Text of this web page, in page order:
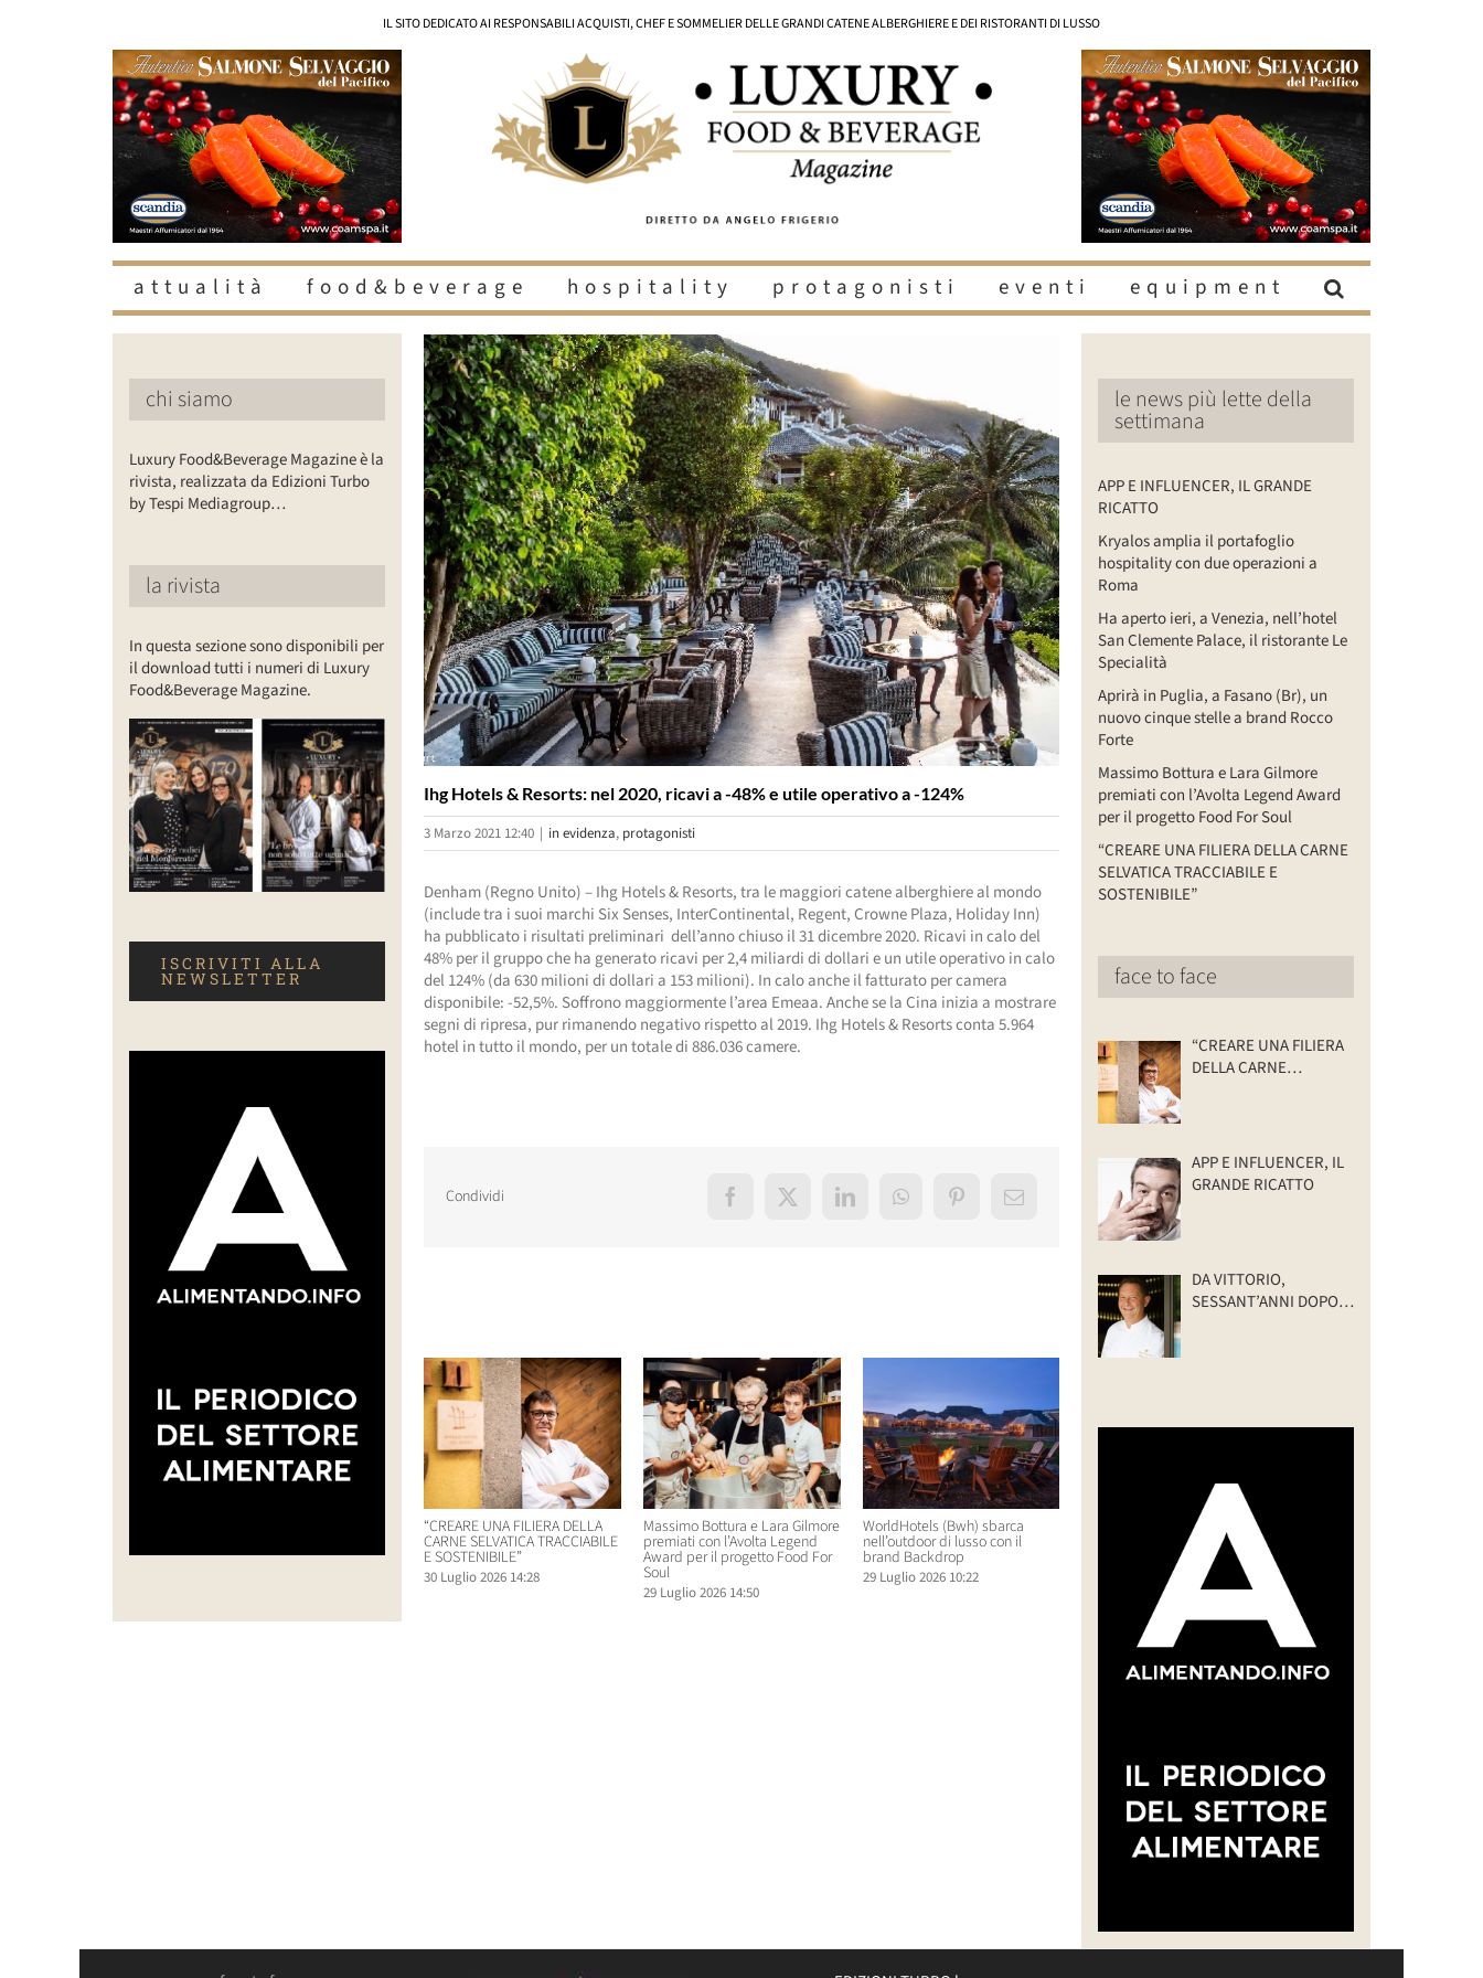
IL SITO DEDICATO AI RESPONSABILI ACQUISTI, CHEF E SOMMELIER DELLE GRANDI CATENE ALBERGHIERE E DEI RISTORANTI DI LUSSO
attualità food&beverage hospitality protagonisti eventi equipment
Ingrandisci
immagine
Ihg Hotels & Resorts: nel 2020, ricavi a -48% e utile operativo a -124%
3 Marzo 2021 12:40 | in evidenza, protagonisti
Denham (Regno Unito) – Ihg Hotels & Resorts, tra le maggiori catene alberghiere al mondo
(include tra i suoi marchi Six Senses, InterContinental, Regent, Crowne Plaza, Holiday Inn)
ha pubblicato i risultati preliminari dell’anno chiuso il 31 dicembre 2020. Ricavi in calo del
48% per il gruppo che ha generato ricavi per 2,4 miliardi di dollari e un utile operativo in calo
del 124% (da 630 milioni di dollari a 153 milioni). In calo anche il fatturato per camera
disponibile: -52,5%. Soffrono maggiormente l’area Emeaa. Anche se la Cina inizia a mostrare
segni di ripresa, pur rimanendo negativo rispetto al 2019. Ihg Hotels & Resorts conta 5.964
hotel in tutto il mondo, per un totale di 886.036 camere.
Condividi Facebook
X LinkedInWhatsAppPinterestEmail
“CREARE UNA FILIERA DELLA
CARNE SELVATICA TRACCIABILE
E SOSTENIBILE”
30 Luglio 2026 14:28
Massimo Bottura e Lara Gilmore
premiati con l’Avolta Legend
Award per il progetto Food For
Soul
29 Luglio 2026 14:50
WorldHotels (Bwh) sbarca
nell’outdoor di lusso con il
brand Backdrop
29 Luglio 2026 10:22
“CREARE UNA FILIERA DELLA
CARNE SELVATICA TRACCIABILE
E SOSTENIBILE”
30 Luglio 2026 14:28
chi siamo
Luxury Food&Beverage Magazine è la
rivista, realizzata da Edizioni Turbo
by Tespi Mediagroup…
la rivista
In questa sezione sono disponibili per
il download tutti i numeri di Luxury
Food&Beverage Magazine.
ISCRIVITI ALLA
NEWSLETTER
le news più lette della
settimana
APP E INFLUENCER, IL GRANDE
RICATTO
Kryalos amplia il portafoglio
hospitality con due operazioni a
Roma
Ha aperto ieri, a Venezia, nell’hotel
San Clemente Palace, il ristorante Le
Specialità
Aprirà in Puglia, a Fasano (Br), un
nuovo cinque stelle a brand Rocco
Forte
Massimo Bottura e Lara Gilmore
premiati con l’Avolta Legend Award
per il progetto Food For Soul
“CREARE UNA FILIERA DELLA CARNE
SELVATICA TRACCIABILE E
SOSTENIBILE”
face to face
“CREARE UNA FILIERA
DELLA CARNE
APP E INFLUENCER, IL
GRANDE RICATTO
DA VITTORIO,
SESSANT’ANNI DOPO: